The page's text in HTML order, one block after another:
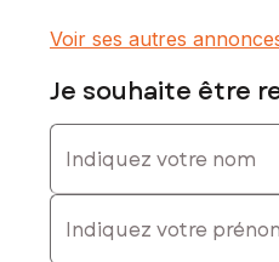
Voir ses autres
Je souhaite être
Indiquez votre nom
Indiquez votre prénom